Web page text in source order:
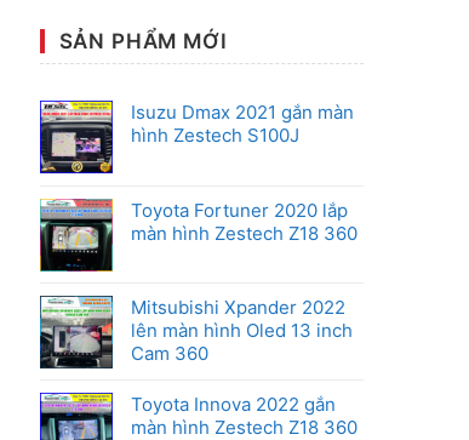
Zestech
cho
luận
Zestech
cho
xe
Honda
SẢN PHẨM MỚI
Isuzu Dmax 2021 gắn màn
hình Zestech S100J
Toyota Fortuner 2020 lắp
màn hình Zestech Z18 360
Mitsubishi Xpander 2022
lên màn hình Oled 13 inch
Cam 360
Toyota Innova 2022 gắn
màn hình Zestech Z18 360